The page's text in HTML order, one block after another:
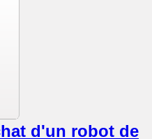
d'un robot de